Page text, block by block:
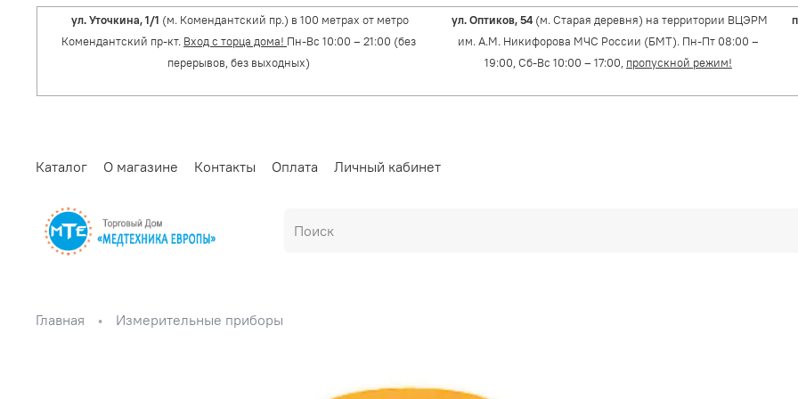
ул. Уточкина, 1/1 (м. Комендантский пр.) в 100 метрах от метро
Комендантский пр-кт. Вход с торца дома! Пн-Вс 10:00 – 21:00 (без
перерывов, без выходных)
ул. Оптиков, 54 (м. Старая деревня) на территории ВЦЭРМ
им. А.М. Никифорова МЧС России (БМТ). Пн-Пт 08:00 –
19:00, Сб-Вс 10:00 – 17:00, пропускной режим!
Каталог О магазине Контакты Оплата Личный кабинет
Главная Измерительные приборы